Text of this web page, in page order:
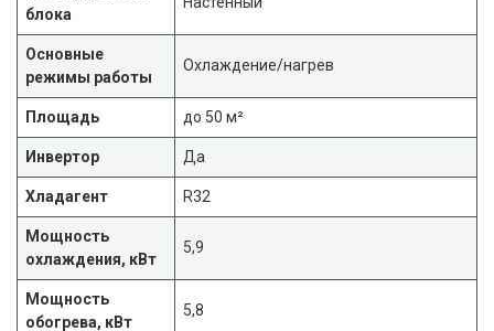
блока
Основные
режимы работы
Охлаждение/нагрев
Площадь до 50 м²
Инвертор Да
Хладагент R32
Мощность
охлаждения, кВт
5,9
Мощность
обогрева, кВт
5,8